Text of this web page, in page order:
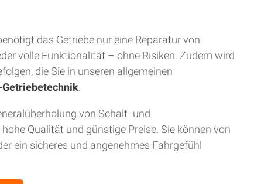
das Getriebe nur eine Reparatur von
volle Funktionalität – ohne Risiken. Zudem wird
die Sie in unseren allgemeinen
Getriebetechnik.
von Schalt- und
Qualität und günstige Preise. Sie können von
ein sicheres und angenehmes Fahrgefühl